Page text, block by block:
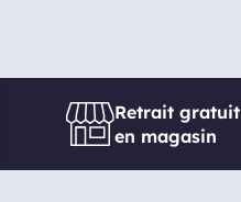
Retrait gratuit
en magasin